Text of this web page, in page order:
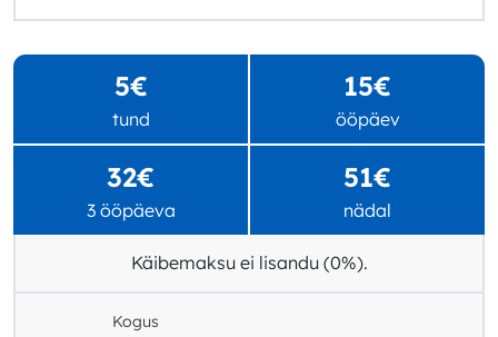
5€
tund
15€
ööpäev
32€
3 ööpäeva
51€
nädal
Käibemaksu ei lisandu (0%).
Kogus